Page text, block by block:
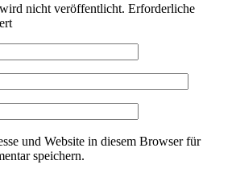
nicht veröffentlicht. Erforderliche
und Website in diesem Browser für
speichern.